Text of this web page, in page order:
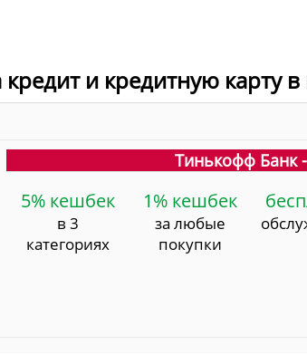
и кредитную карту
Тинькофф Банк
5% кешбек
в 3
категориях
1% кешбек
за любые
покупки